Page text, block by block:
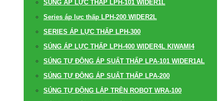
SÚNG ÁP LỰC THẤP LPH-101 WIDER1L
Series áp lực thấp LPH-200 WIDER2L
SERIES ÁP LỰC THẤP LPH-300
SÚNG ÁP LỰC THẤP LPH-400 WIDER4L KIWAMI4
SÚNG TỰ ĐỘNG ÁP SUẤT THẤP LPA-101 WIDER1AL
SÚNG TỰ ĐỘNG ÁP SUẤT THẤP LPA-200
SÚNG TỰ ĐỘNG LẮP TRÊN ROBOT WRA-100